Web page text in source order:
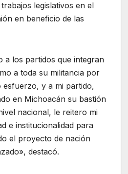
legislativos en el
en beneficio de las
a los partidos que integran
a toda su militancia por
esfuerzo, y a mi partido,
en Michoacán su bastión
nacional, le reitero mi
e institucionalidad para
el proyecto de nación
destacó.